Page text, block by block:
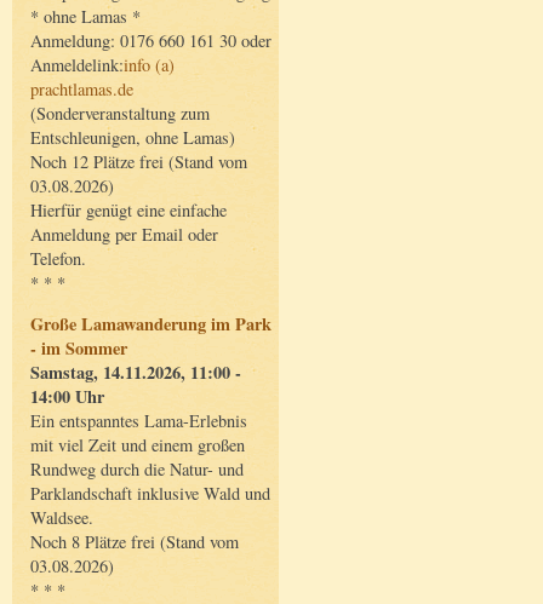
* ohne Lamas *
Anmeldung: 0176 660 161 30 oder
Anmeldelink:info (a)
prachtlamas.de
(Sonderveranstaltung zum
Entschleunigen, ohne Lamas)
Noch 12 Plätze frei (Stand vom
03.08.2026)
Hierfür genügt eine einfache
Anmeldung per Email oder
Telefon.
* * *
Große Lamawanderung im Park
- im Sommer
Samstag, 14.11.2026, 11:00 -
14:00 Uhr
Ein entspanntes Lama-Erlebnis
mit viel Zeit und einem großen
Rundweg durch die Natur- und
Parklandschaft inklusive Wald und
Waldsee.
Noch 8 Plätze frei (Stand vom
03.08.2026)
* * *